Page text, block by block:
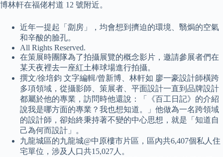
博林軒在福佬村道 12 號附近。
近年一提起「劏房」，均會想到擠迫的環境、翳焗的空氣
和辛酸的臉孔。
All Rights Reserved.
在策展時團隊為了拍攝展覽的概念影片，邀請參展者們在
某天夜裡去一座紅土棒球場進行拍攝。
撰文/徐培鈞 文字編輯/曾新博、林軒如 廖一豪設計師橫跨
多項領域，從攝影師、策展者、平面設計一直到品牌設計
都屬於他的專業，訪問時他還說：「《百工日記》的介紹
說我是哪方面的專業？我也想知道。」他做為一名跨領域
的設計師，卻始終秉持著不變的中心思想，就是「知道自
己為何而設計」。
九龍城區的九龍城@中原樓市片區，區內共6,407個私人住
宅單位，涉及人口共15,027人。